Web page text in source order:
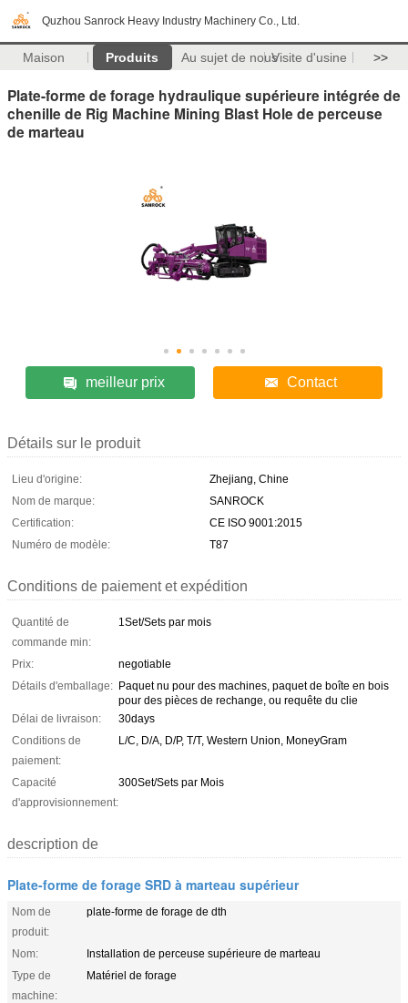
Quzhou Sanrock Heavy Industry Machinery Co., Ltd.
Maison Produits Au sujet de nousVisite d'usine >>
Plate-forme de forage hydraulique supérieure intégrée de
chenille de Rig Machine Mining Blast Hole de perceuse
de marteau
meilleur prix Contact
Détails sur le produit
Lieu d'origine:
Zhejiang, Chine
Nom de marque:
SANROCK
Certification:
CE ISO 9001:2015
Numéro de modèle:
T87
Conditions de paiement et expédition
Quantité de
commande min:
1Set/Sets par mois
Prix:
negotiable
Détails d'emballage: Paquet nu pour des machines, paquet de boîte en bois
pour des pièces de rechange, ou requête du clie
Délai de livraison:
30days
Conditions de
paiement:
L/C, D/A, D/P, T/T, Western Union, MoneyGram
Capacité
d'approvisionnement:
300Set/Sets par Mois
description de
Plate-forme de forage SRD à marteau supérieur
Nom de
produit:
plate-forme de forage de dth
Nom:
Installation de perceuse supérieure de marteau
Type de
machine:
Matériel de forage